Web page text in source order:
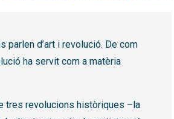
parlen d’art i revolució. De com
ha servit com a matèria
tres revolucions històriques –la